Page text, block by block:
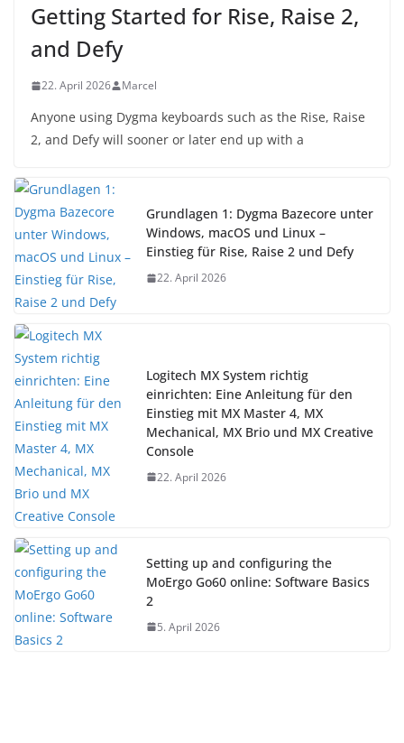
Getting Started for Rise, Raise 2,
and Defy
22. April 2026 Marcel
Anyone using Dygma keyboards such as the Rise, Raise
2, and Defy will sooner or later end up with a
Grundlagen 1: Dygma Bazecore unter
Windows, macOS und Linux –
Einstieg für Rise, Raise 2 und Defy
22. April 2026
Logitech MX System richtig
einrichten: Eine Anleitung für den
Einstieg mit MX Master 4, MX
Mechanical, MX Brio und MX Creative
Console
22. April 2026
Setting up and configuring the
MoErgo Go60 online: Software Basics
2
5. April 2026